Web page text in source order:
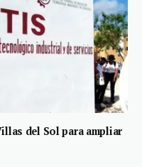
del Sol para ampliar